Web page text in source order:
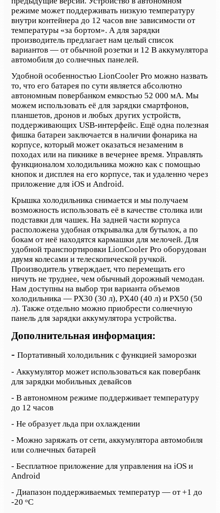
режиме может поддерживать низкую температуру
внутри контейнера до 12 часов вне зависимости от
температуры «за бортом». А для зарядки
производитель предлагает нам целый список
вариантов — от обычной розетки и 12 В аккумулятора
автомобиля до солнечных панелей.
Удобной особенностью LionCooler Pro можно назвать
то, что его батарея по сути является абсолютно
автономным повербанком емкостью 52 000 мА. Мы
можем использовать её для зарядки смартфонов,
планшетов, дронов и любых других устройств,
поддерживающих USB-интерфейс. Ещё одна полезная
фишка батареи заключается в наличии фонарика на
корпусе, который можетоказаться незаменим в
походах или на пикнике в вечернее время. Управлять
функционалом холодильника можно как с помощью
кнопок и дисплея на его корпусе, так и удаленно через
приложение для iOS и Android.
Крышка холодильника снимается и мы получаем
возможность использовать её в качестве столика или
подставки для чашек. На задней части корпуса
расположена удобная открывалка для бутылок, а по
бокам от неё находятся кармашки для мелочей. Для
удобной транспортировки LionCooler Pro оборудован
двумя колесами и телескопической ручкой.
Производитель утверждает, что перемещать его
ничуть не труднее, чем обычный дорожный чемодан.
Нам доступны на выбор три варианта объемов
холодильника — PX30 (30 л), PX40 (40 л) и PX50 (50
л). Также отдельно можно приобрести солнечную
панель для зарядки аккумулятора устройства.
Дополнительная информация:
- Портативный холодильник с функцией заморозки
- Аккумулятор может использоваться как повербанк
для зарядки мобильных девайсов
- В автономном режиме поддерживает температуру
до 12 часов
- Не образует льда при охлаждении
- Можно заряжать от сети, аккумулятора автомобиля
или солнечных батарей
- Бесплатное приложение для управления на iOS и
Android
- Диапазон поддерживаемых температур — от +1 до
-20 оС